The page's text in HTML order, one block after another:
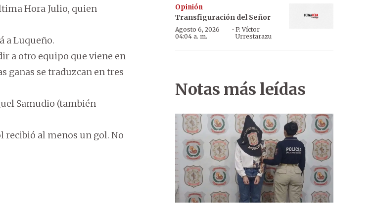
Hora Julio, quien
a Luqueño.
a otro equipo que viene en
ganas se traduzcan en tres
Samudio (también
recibió al menos un gol. No
Opinión
Transfiguración del Señor
Agosto 6, 2026
04:04 a. m.
· P. Víctor
Urrestarazu
Notas más leídas